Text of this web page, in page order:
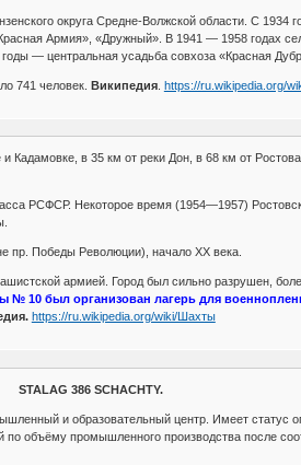
округа Средне-Волжской области. С 1934
Армия», «Дружный». В 1941 — 1958 годах
— центральная усадьба совхоза «Красная
741 человек. Википедия. https://ru.wikipedia.org/
в 35 км от реки Дон, в 68 км от
РСФСР. Некоторое время (1954—1957)
пр. Победы Революции), начало ХХ века.
армией. Город был сильно разрушен,
№ 10 был организован лагерь для
https://ru.wikipedia.org/wiki/Шахты
STALAG 386 SCHACHTY.
и образовательный центр. Имеет статус
объёму промышленного производства после